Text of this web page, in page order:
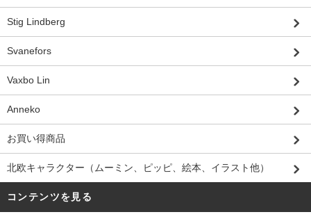
Stig Lindberg
Svanefors
Vaxbo Lin
Anneko
お買い得商品
北欧キャラクター（ムーミン、ピッピ、絵本、イラスト他）
コンテンツを見る